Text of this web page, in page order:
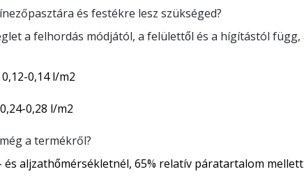
és festékre lesz szükséged?
a felhordás módjától, a felülettől és a hígítástól
0,14 l/m2
0,28 l/m2
a termékről?
és aljzathőmérsékletnél, 65% relatív páratartalom